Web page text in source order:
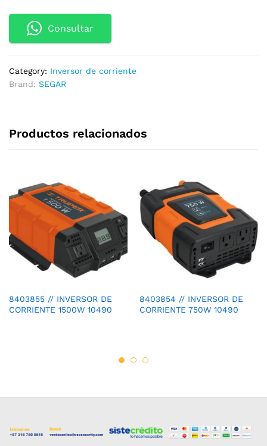
Consultar
Category: Inversor de corriente
Brand: SEGAR
Productos relacionados
8403855 // INVERSOR DE
CORRIENTE 1500W 10490
8403854 // INVERSOR DE
CORRIENTE 750W 10490